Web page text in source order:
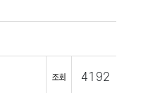
4192